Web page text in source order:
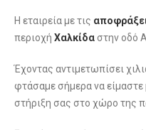
Η εταιρεία με τις
περιοχή Χαλκίδα στην οδό
Έχοντας αντιμετωπίσει
φτάσαμε σήμερα να είμαστε
στήριξη σας στο χώρο της